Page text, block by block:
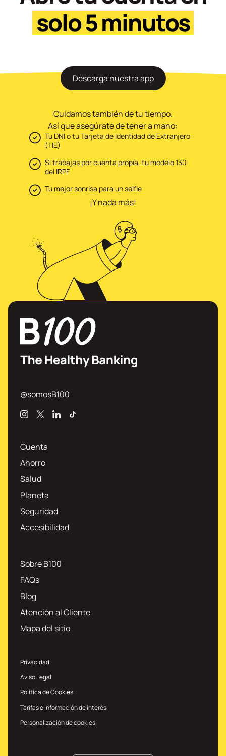
solo 5 minutos
Descarga nuestra app
Cuidamos también de tu tiempo.
Así que asegúrate de tener a mano:
Tu DNI o tu Tarjeta de Identidad de Extranjero
(TIE)
Si trabajas por cuenta propia, tu modelo 130
del IRPF
Tu mejor sonrisa para un selfie
¡Y nada más!
@somosB100
InstagramLinkedin
Cuenta
Ahorro
Salud
Planeta
Seguridad
Accesibilidad
Sobre B100
FAQs
Blog
Atención al Cliente
Mapa del sitio
Privacidad
Aviso Legal
Política de Cookies
Tarifas e información de interés
Personalización de cookies